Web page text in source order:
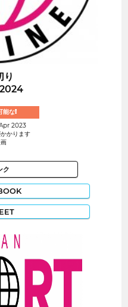
り
能な!
2023
かります
ク